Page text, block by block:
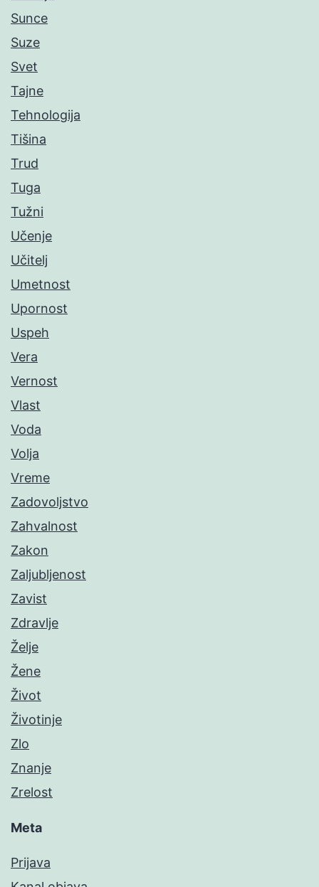
Sunce
Suze
Svet
Tajne
Tehnologija
Tišina
Trud
Tuga
Tužni
Učenje
Učitelj
Umetnost
Upornost
Uspeh
Vera
Vernost
Vlast
Voda
Volja
Vreme
Zadovoljstvo
Zahvalnost
Zakon
Zaljubljenost
Zavist
Zdravlje
Želje
Žene
Život
Životinje
Zlo
Znanje
Zrelost
Meta
Prijava